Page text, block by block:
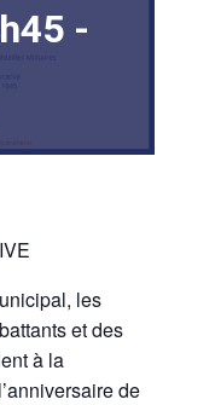
-
les
et des
à la
de